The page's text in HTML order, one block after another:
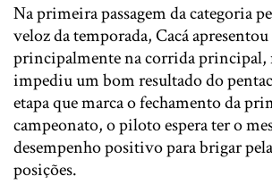
Na primeira passagem da categoria
veloz da temporada, Cacá
principalmente na corrida principal,
impediu um bom resultado do
etapa que marca o fechamento da
campeonato, o piloto espera ter o
desempenho positivo para brigar
posições.